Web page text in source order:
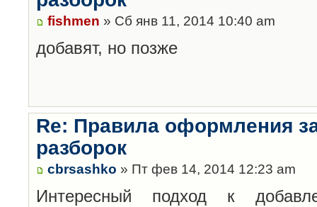
fishmen » Сб янв 11, 2014 10:40 am
добавят, но позже
Re: Правила оформления
разборок
cbrsashko » Пт фев 14, 2014 12:23 am
Интересный подход к